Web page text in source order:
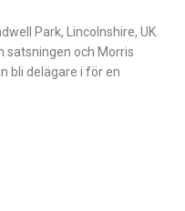
Park, Lincolnshire, UK.
satsningen och Morris
bli delägare i för en